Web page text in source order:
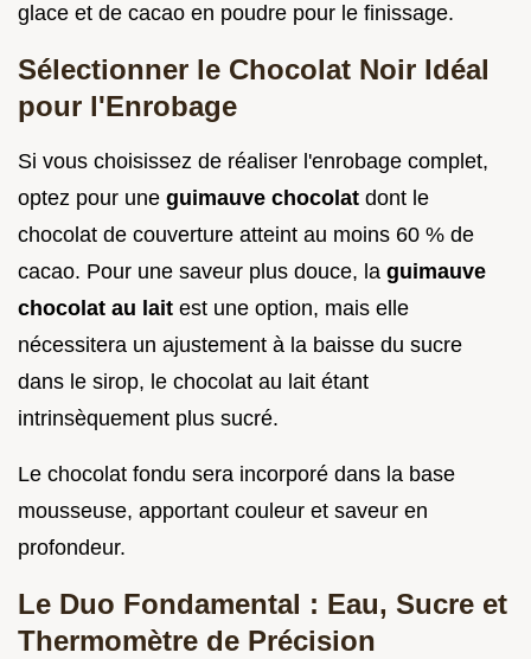
glace et de cacao en poudre pour le finissage.
Sélectionner le Chocolat Noir Idéal
pour l'Enrobage
Si vous choisissez de réaliser l'enrobage complet,
optez pour une guimauve chocolat dont le
chocolat de couverture atteint au moins 60 % de
cacao. Pour une saveur plus douce, la guimauve
chocolat au lait est une option, mais elle
nécessitera un ajustement à la baisse du sucre
dans le sirop, le chocolat au lait étant
intrinsèquement plus sucré.
Le chocolat fondu sera incorporé dans la base
mousseuse, apportant couleur et saveur en
profondeur.
Le Duo Fondamental : Eau, Sucre et
Thermomètre de Précision